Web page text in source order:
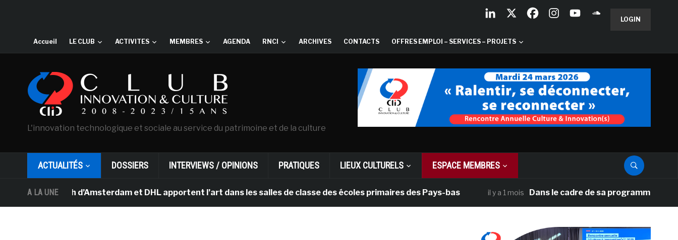
LOGIN
Accueil LE CLUB ACTIVITES MEMBRES AGENDA RNCI ARCHIVES CONTACTS OFFRES EMPLOI – SERVICES – PROJETS
L'innovation technologique et sociale au service du patrimoine et de la culture
ACTUALITÉS DOSSIERS INTERVIEWS / OPINIONS PRATIQUES LIEUX CULTURELS ESPACE MEMBRES
A LA UNE
Van Gogh d’Amsterdam et DHL apportent l’art dans les salles de classe des écoles primaires des Pays-bas il y a 1 mois Dans le cadre de sa programmation